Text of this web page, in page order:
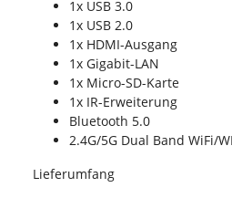
1x USB 3.0
1x USB 2.0
1x HDMI-Ausgang
1x Gigabit-LAN
1x Micro-SD-Karte
1x IR-Erweiterung
Bluetooth 5.0
2.4G/5G Dual Band WiFi/
Lieferumfang